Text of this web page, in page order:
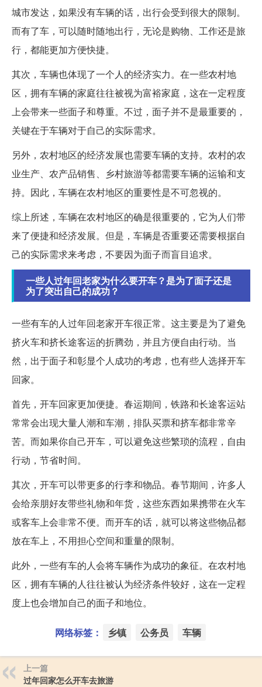
城市发达，如果没有车辆的话，出行会受到很大的限制。
而有了车，可以随时随地出行，无论是购物、工作还是旅
行，都能更加方便快捷。
其次，车辆也体现了一个人的经济实力。在一些农村地
区，拥有车辆的家庭往往被视为富裕家庭，这在一定程度
上会带来一些面子和尊重。不过，面子并不是最重要的，
关键在于车辆对于自己的实际需求。
另外，农村地区的经济发展也需要车辆的支持。农村的农
业生产、农产品销售、乡村旅游等都需要车辆的运输和支
持。因此，车辆在农村地区的重要性是不可忽视的。
综上所述，车辆在农村地区的确是很重要的，它为人们带
来了便捷和经济发展。但是，车辆是否重要还需要根据自
己的实际需求来考虑，不要因为面子而盲目追求。
一些人过年回老家为什么要开车？是为了面子还是
为了突出自己的成功？
一些有车的人过年回老家开车很正常。这主要是为了避免
挤火车和挤长途客运的折腾劲，并且方便自由行动。当
然，出于面子和彰显个人成功的考虑，也有些人选择开车
回家。
首先，开车回家更加便捷。春运期间，铁路和长途客运站
常常会出现大量人潮和车潮，排队买票和挤车都非常辛
苦。而如果你自己开车，可以避免这些繁琐的流程，自由
行动，节省时间。
其次，开车可以带更多的行李和物品。春节期间，许多人
会给亲朋好友带些礼物和年货，这些东西如果携带在火车
或客车上会非常不便。而开车的话，就可以将这些物品都
放在车上，不用担心空间和重量的限制。
此外，一些有车的人会将车辆作为成功的象征。在农村地
区，拥有车辆的人往往被认为经济条件较好，这在一定程
度上也会增加自己的面子和地位。
网络标签： 乡镇 公务员 车辆
上一篇
过年回家怎么开车去旅游